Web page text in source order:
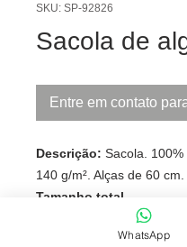
SKU: SP-92826
Sacola de
Entre em contato
Descrição: Sacola. 100%
140 g/m². Alças de 60 cm.
Tamanho total
aproximado (CxL):
WhatsApp